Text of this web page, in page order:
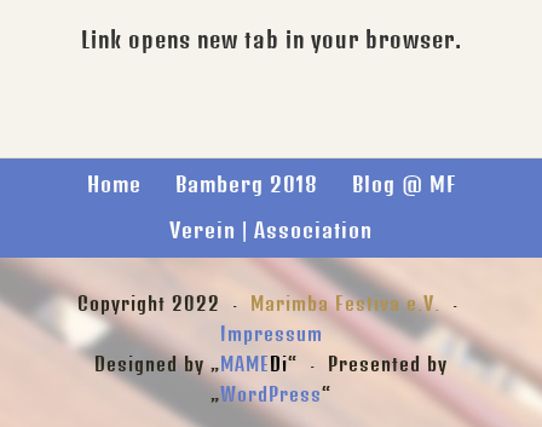
Link opens new tab in your browser.
Home Bamberg 2018
Blog @ MF
Verein | Association
Copyright 2022 · Marimba Festiva e.V.
·
Impressum
Designed by „MAMEDi“ · Presented by
„WordPress“